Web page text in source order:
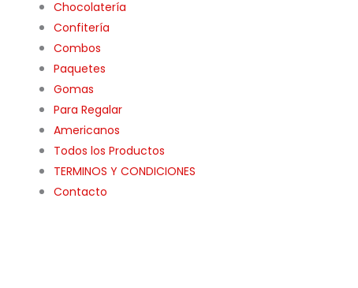
Chocolatería
Confitería
Combos
Paquetes
Gomas
Para Regalar
Americanos
Todos los Productos
TERMINOS Y CONDICIONES
Contacto